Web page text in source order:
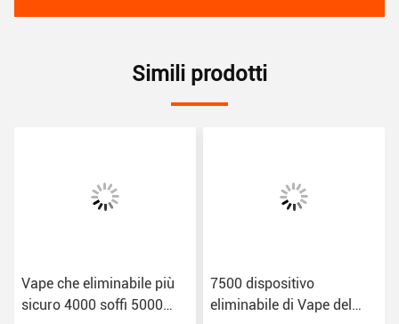
Simili prodotti
Vape che eliminabile più
sicuro 4000 soffi 5000
7500 dispositivo
eliminabile di Vape del